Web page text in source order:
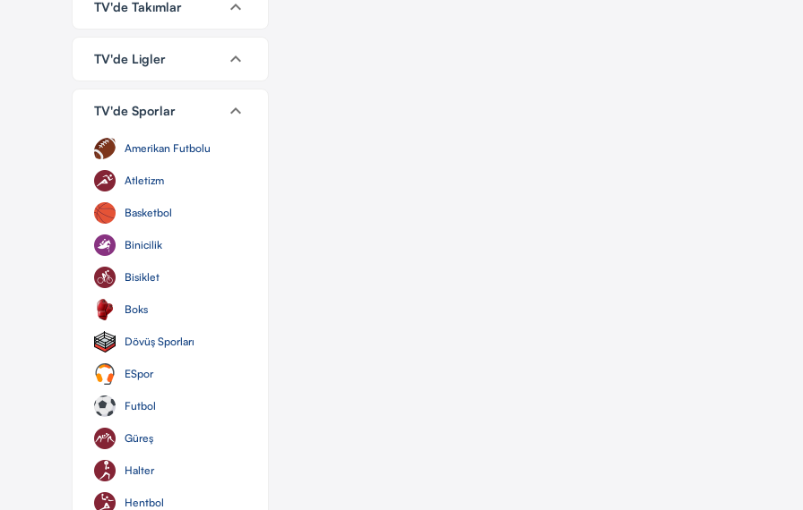
TV'de Takımlar keyboard_arrow_down
TV'de Ligler keyboard_arrow_down
TV'de Sporlar keyboard_arrow_down
Amerikan Futbolu
Atletizm
Basketbol
Binicilik
Bisiklet
Boks
Dövüş Sporları
ESpor
Futbol
Güreş
Halter
Hentbol